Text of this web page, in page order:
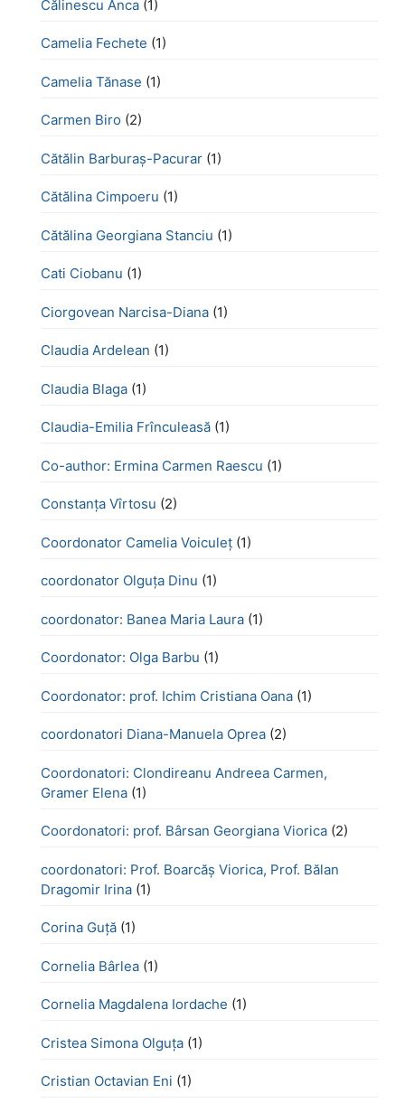
Călinescu Anca (1)
Camelia Fechete (1)
Camelia Tănase (1)
Carmen Biro (2)
Cătălin Barburaș-Pacurar (1)
Cătălina Cimpoeru (1)
Cătălina Georgiana Stanciu (1)
Cati Ciobanu (1)
Ciorgovean Narcisa-Diana (1)
Claudia Ardelean (1)
Claudia Blaga (1)
Claudia-Emilia Frînculeasă (1)
Co-author: Ermina Carmen Raescu (1)
Constanța Vîrtosu (2)
Coordonator Camelia Voiculeț (1)
coordonator Olguța Dinu (1)
coordonator: Banea Maria Laura (1)
Coordonator: Olga Barbu (1)
Coordonator: prof. Ichim Cristiana Oana (1)
coordonatori Diana-Manuela Oprea (2)
Coordonatori: Clondireanu Andreea Carmen,
Gramer Elena (1)
Coordonatori: prof. Bârsan Georgiana Viorica (2)
coordonatori: Prof. Boarcăș Viorica, Prof. Bălan
Dragomir Irina (1)
Corina Guță (1)
Cornelia Bârlea (1)
Cornelia Magdalena Iordache (1)
Cristea Simona Olguța (1)
Cristian Octavian Eni (1)